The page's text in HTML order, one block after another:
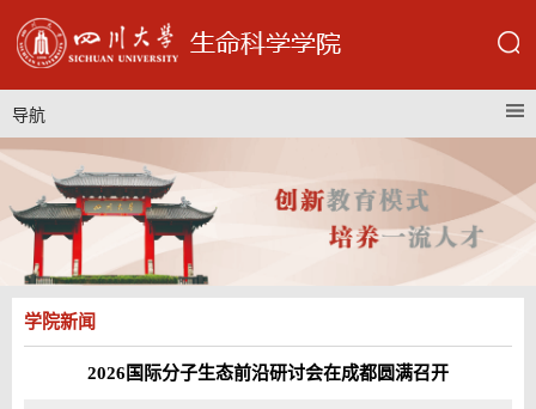
导航
学院新闻
2026国际分子生态前沿研讨会在成都圆满召开